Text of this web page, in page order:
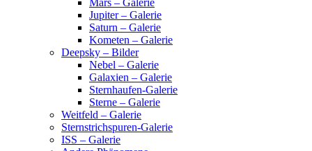
Jupiter – Galerie
Saturn – Galerie
Kometen – Galerie
Deepsky – Bilder
Nebel – Galerie
Galaxien – Galerie
Sternhaufen-Galerie
Sterne – Galerie
Weitfeld – Galerie
Sternstrichspuren-Galerie
ISS – Galerie